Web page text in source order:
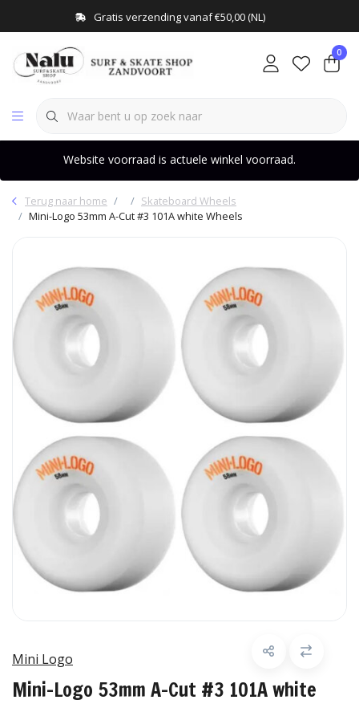
Gratis verzending vanaf €50,00 (NL)
0
Website voorraad is actuele winkel voorraad.
Terug naar home
Skateboard Wheels
Mini-Logo 53mm A-Cut #3 101A white Wheels
Mini Logo
Mini-Logo 53mm A-Cut #3 101A white